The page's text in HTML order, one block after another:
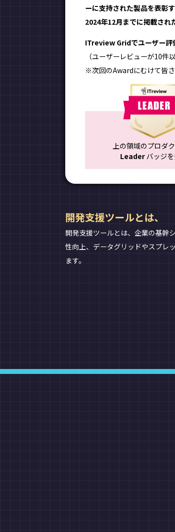
ーに支持された製品を表彰す
2024年12月までに掲載され
ITreview Gridでユーザー評
（ユーザーレビューが10件
※次回のAwardにむけて皆
上の領域のプロダ
Leader バッジ
開発支援ツールとは、
開発支援ツールとは、企業の基幹
性向上、データグリッドやスプレ
ます。